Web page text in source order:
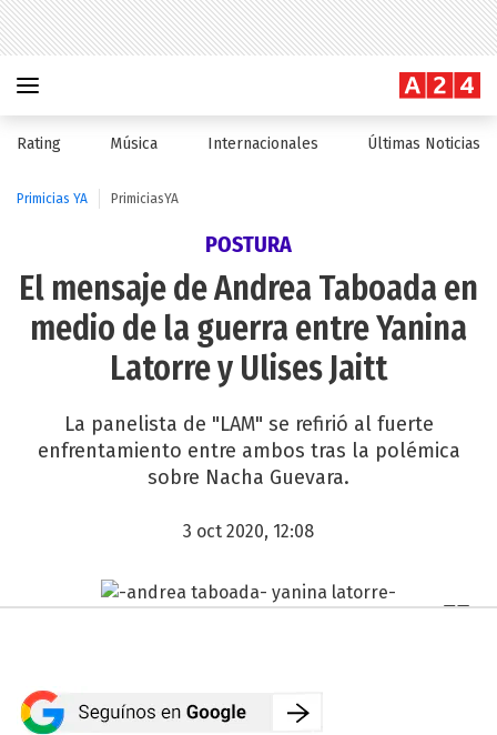
Rating Música Internacionales Últimas Noticias
Primicias YA PrimiciasYA
POSTURA
El mensaje de Andrea Taboada en
medio de la guerra entre Yanina
Latorre y Ulises Jaitt
La panelista de "LAM" se refirió al fuerte
enfrentamiento entre ambos tras la polémica
sobre Nacha Guevara.
3 oct 2020, 12:08